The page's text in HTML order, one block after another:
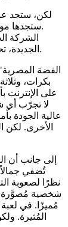
لكن، ستجد
ستجدها
الجديدة، تحاول إعادتنا إلى مصر القديمة مع هذا الإصدار الجديد.
على الإنترنت
لا تجرّب أي
عالية الجودة
الأخرى. لكن
إلى جانب أن
تُضفي
نظرًا لصعوبة
شخصية مُصوَّرة
مُميزًا. في لعبة
المُثيرة.